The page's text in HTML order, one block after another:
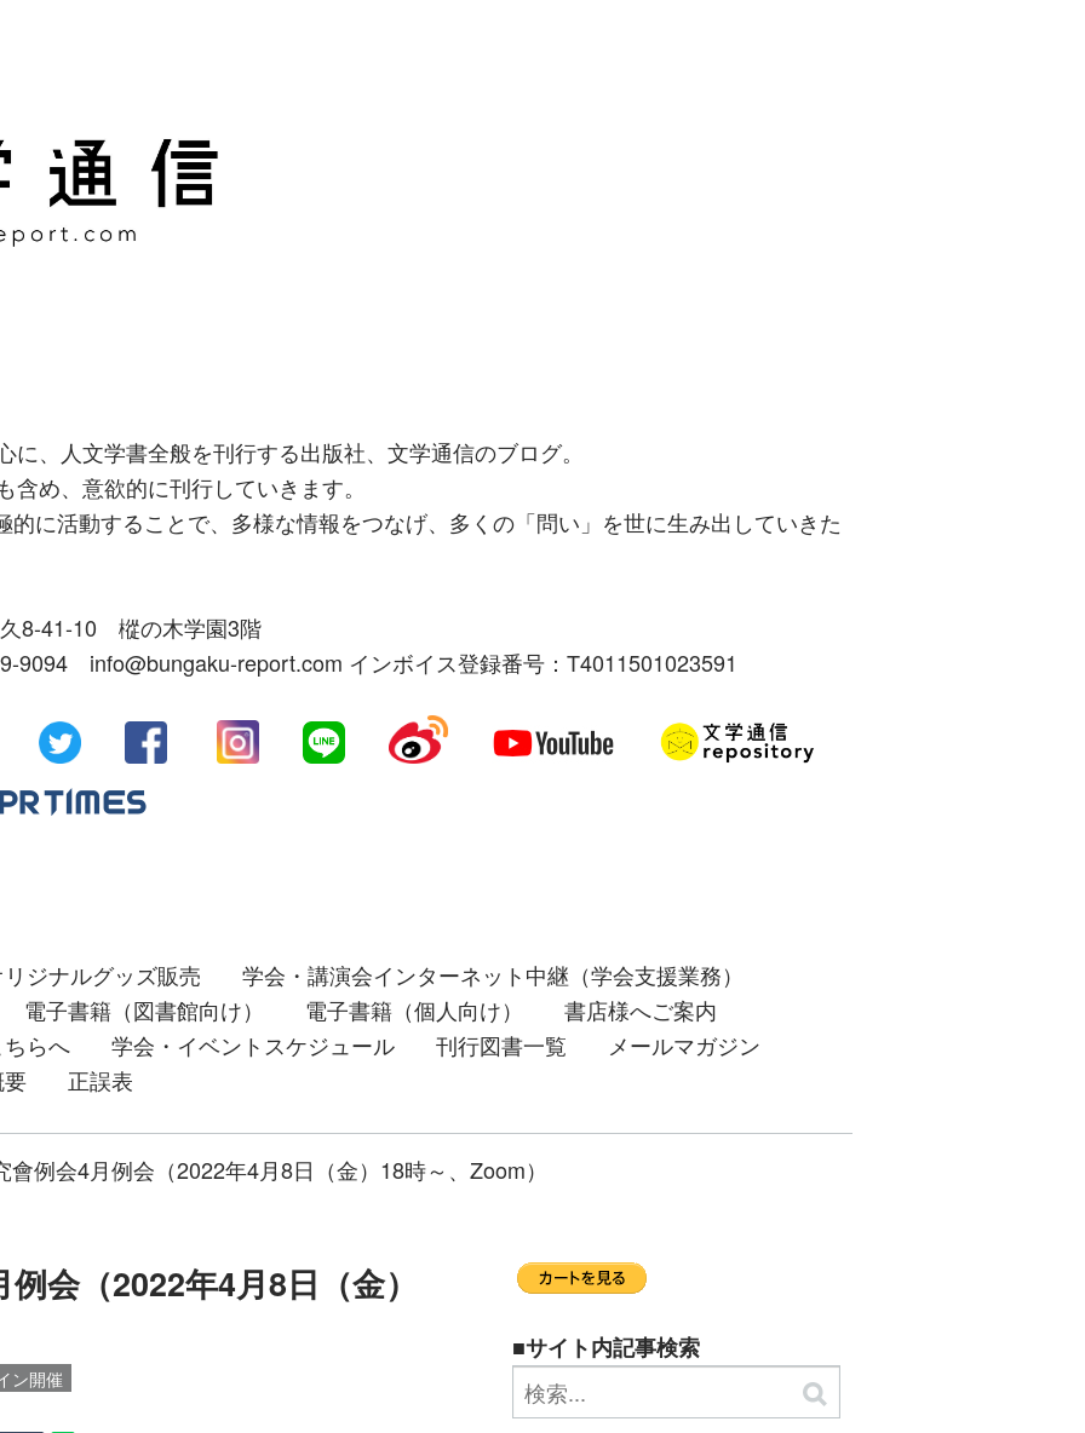
、人文学書全般を刊行する出版社、文学通信のブログ。
め、意欲的に刊行していきます。
に活動することで、多様な情報をつなげ、多くの「問い」を世に生み出していきた
8-41-10 樅の木学園3階
9094 info@bungaku-report.com インボイス登録番号：T4011501023591
ジナルグッズ販売
学会・講演会インターネット中継（学会支援業務）
電子書籍（図書館向け）
電子書籍（個人向け）
書店様へご案内
らへ
学会・イベントスケジュール 刊行図書一覧
メールマガジン
正誤表
會例会4月例会（2022年4月8日（金）18時～、Zoom）
会（2022年4月8日（金）
ン開催
■サイト内記事検索